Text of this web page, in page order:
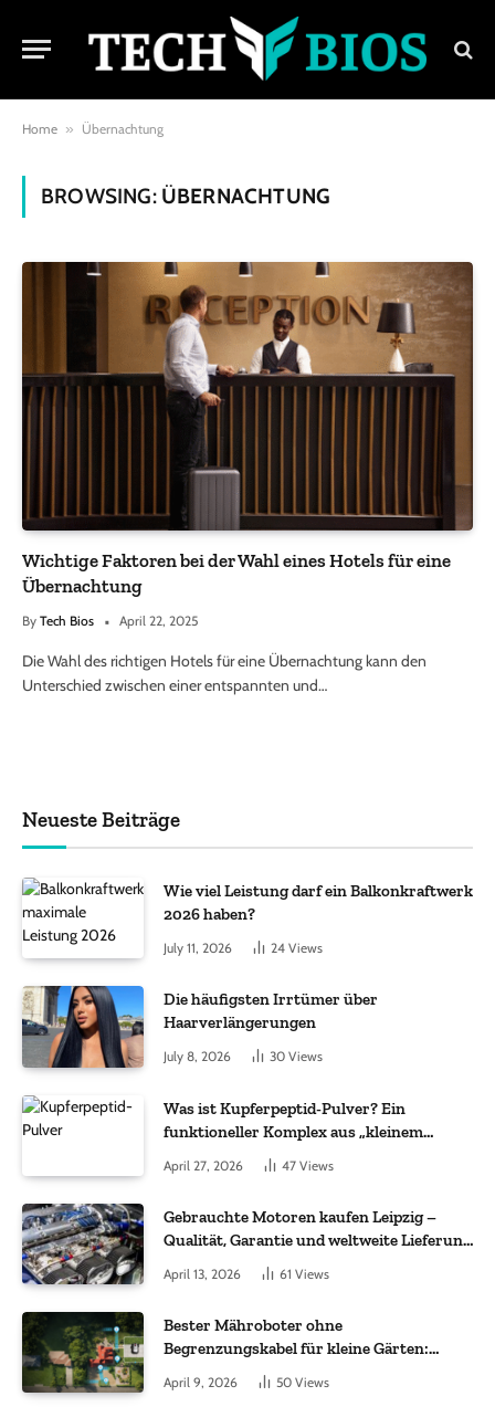
Home » Übernachtung
BROWSING: ÜBERNACHTUNG
Wichtige Faktoren bei der Wahl eines Hotels für eine
Übernachtung
By Tech Bios April 22, 2025
Die Wahl des richtigen Hotels für eine Übernachtung kann den
Unterschied zwischen einer entspannten und…
Neueste Beiträge
Wie viel Leistung darf ein Balkonkraftwerk
2026 haben?
July 11, 2026 24 Views
Die häufigsten Irrtümer über
Haarverlängerungen
July 8, 2026 30 Views
Was ist Kupferpeptid-Pulver? Ein
funktioneller Komplex aus „kleinem
Molekül + Metall“
April 27, 2026 47 Views
Gebrauchte Motoren kaufen Leipzig –
Qualität, Garantie und weltweite Lieferung
April 13, 2026 61 Views
Bester Mähroboter ohne
Begrenzungskabel für kleine Gärten:
Worauf es bei 200 bis 500 m² wirklich
ankommt
April 9, 2026 50 Views